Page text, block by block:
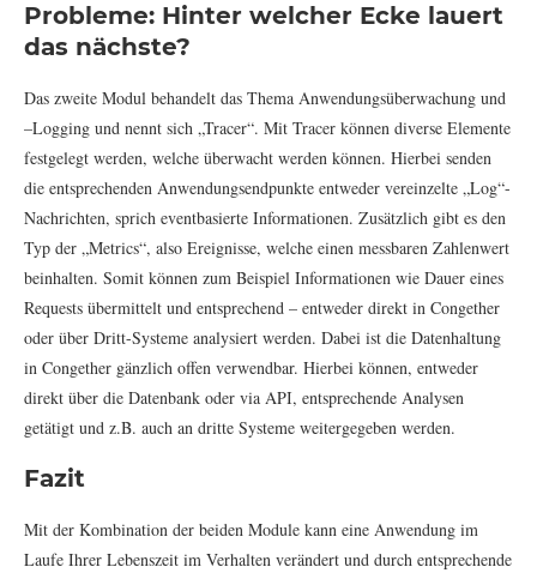
Probleme: Hinter welcher Ecke lauert
das nächste?
Das zweite Modul behandelt das Thema Anwendungsüberwachung und
–Logging und nennt sich „Tracer“. Mit Tracer können diverse Elemente
festgelegt werden, welche überwacht werden können. Hierbei senden
die entsprechenden Anwendungsendpunkte entweder vereinzelte „Log“-
Nachrichten, sprich eventbasierte Informationen. Zusätzlich gibt es den
Typ der „Metrics“, also Ereignisse, welche einen messbaren Zahlenwert
beinhalten. Somit können zum Beispiel Informationen wie Dauer eines
Requests übermittelt und entsprechend – entweder direkt in Congether
oder über Dritt-Systeme analysiert werden. Dabei ist die Datenhaltung
in Congether gänzlich offen verwendbar. Hierbei können, entweder
direkt über die Datenbank oder via API, entsprechende Analysen
getätigt und z.B. auch an dritte Systeme weitergegeben werden.
Fazit
Mit der Kombination der beiden Module kann eine Anwendung im
Laufe Ihrer Lebenszeit im Verhalten verändert und durch entsprechende